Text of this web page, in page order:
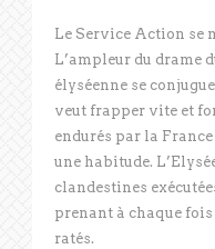
Le Service Action se
L’ampleur du drame
élyséenne se
veut frapper vite et
endurés par la
une habitude.
clandestines
prenant à chaque fois
ratés.